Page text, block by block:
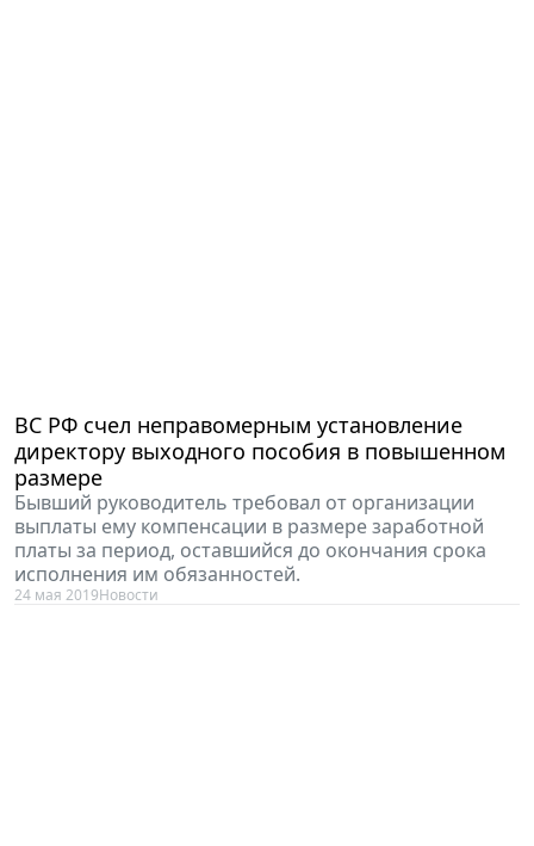
ВС РФ счел неправомерным установление
директору выходного пособия в повышенном
размере
Бывший руководитель требовал от организации
выплаты ему компенсации в размере заработной
платы за период, оставшийся до окончания срока
исполнения им обязанностей.
24 мая 2019Новости